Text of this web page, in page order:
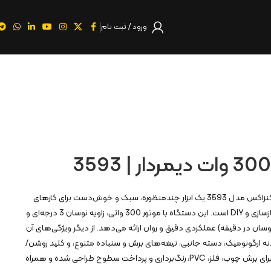
ورود / ثبت نام
فرز همه کاره 300 وات دیمردار کنزاکس مدل 3593 یک ابزار چندمنظوره، سبک و خوش‌دست برای کارهای
فنی و حرفه‌ای در نجاری، نصب، بازسازی و DIY است. این دستگاه با موتور 300 واتی، زاویه نوسان 3 درجه‌ای و
قابل تنظیم (تا 23000 نوسان در دقیقه) عملکردی دقیق و روان ارائه می‌دهد. از دیگر ویژگی‌های آن
ارگونومیک، دسته جانبی، تیغه‌های برش و سنباده متنوع، و کلید روشن/
خاموش بزرگ اشاره کرد. این ابزار برای برش چوب، فلز، PVC، رنگ‌برداری و پرداخت سطوح طراحی شده و همراه